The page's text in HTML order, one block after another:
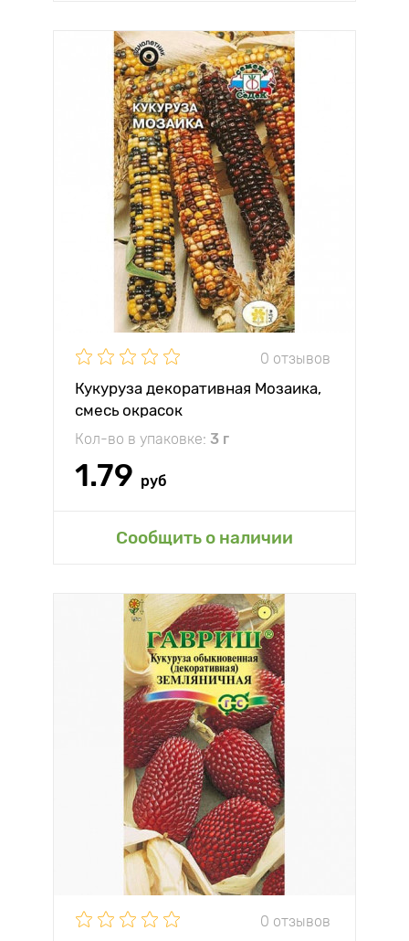
0 отзывов
Кукуруза декоративная Мозаика,
смесь окрасок
Кол-во в упаковке: 3 г
1.79 руб
Сообщить о наличии
0 отзывов